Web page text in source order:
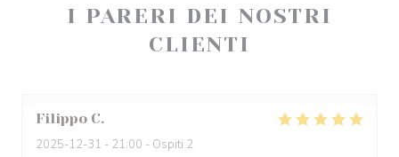
I PARERI DEI NOSTRI
CLIENTI
Filippo C
2025-12-31 - 21:00 - Ospiti 2